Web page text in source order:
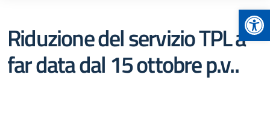
Riduzione del servizio TPL a
far data dal 15 ottobre p.v..